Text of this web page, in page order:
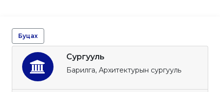
Буцах
Сургууль
Барилга, Архитектурын сургууль